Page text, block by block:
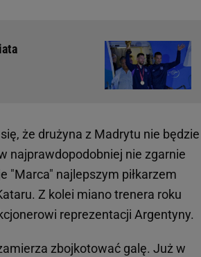
że drużyna z Madrytu nie będzie
najprawdopodobniej nie zgarnie
"Marca" najlepszym piłkarzem
Z kolei miano trenera roku
reprezentacji Argentyny.
zbojkotować galę. Już w